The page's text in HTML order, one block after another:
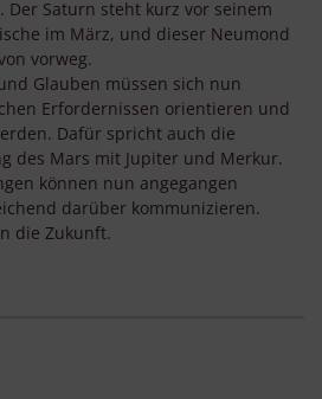
Der Saturn steht kurz vor seinem
im März, und dieser Neumond
vorweg.
Glauben müssen sich nun
Erfordernissen orientieren und
Dafür spricht auch die
des Mars mit Jupiter und Merkur.
können nun angegangen
darüber kommunizieren.
die Zukunft.